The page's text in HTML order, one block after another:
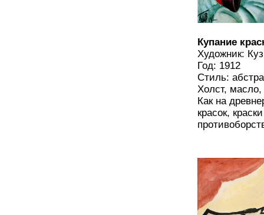
Купание
Художник:
Год: 1912
Стиль:
Холст, масло,
Как на
красок,